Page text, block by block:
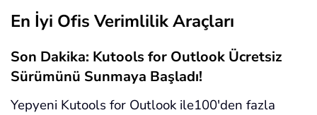
En İyi Ofis Verimlilik Araçları
Son Dakika: Kutools for Outlook Ücretsiz
Sürümünü Sunmaya Başladı!
Yepyeni Kutools for Outlook ile100'den fazla